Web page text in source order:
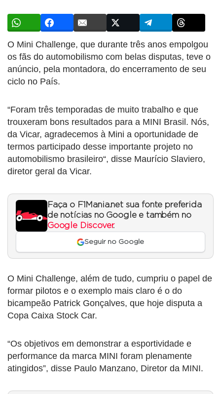
O Mini Challenge, que durante três anos empolgou
os fãs do automobilismo com belas disputas, teve o
anúncio, pela montadora, do encerramento de seu
ciclo no País.
“Foram três temporadas de muito trabalho e que
trouxeram bons resultados para a MINI Brasil. Nós,
da Vicar, agradecemos à Mini a oportunidade de
termos participado desse importante projeto no
automobilismo brasileiro“, disse Maurício Slaviero,
diretor geral da Vicar.
Faça o F1Mania.net sua fonte preferida
de notícias no Google e também no
Google Discover.
Seguir no Google
O Mini Challenge, além de tudo, cumpriu o papel de
formar pilotos e o exemplo mais claro é o do
bicampeão Patrick Gonçalves, que hoje disputa a
Copa Caixa Stock Car.
“Os objetivos em demonstrar a esportividade e
performance da marca MINI foram plenamente
atingidos”, disse Paulo Manzano, Diretor da MINI.